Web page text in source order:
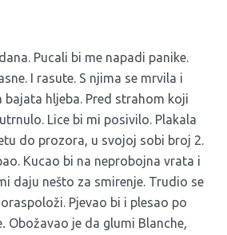
Pucali bi me napadi panike.
I rasute. S njima se mrvila i
hljeba. Pred strahom koji
Lice bi mi posivilo. Plakala
do prozora, u svojoj sobi broj 2.
Kucao bi na neprobojna vrata i
daju nešto za smirenje. Trudio se
Pjevao bi i plesao po
. Obožavao je da glumi Blanche,